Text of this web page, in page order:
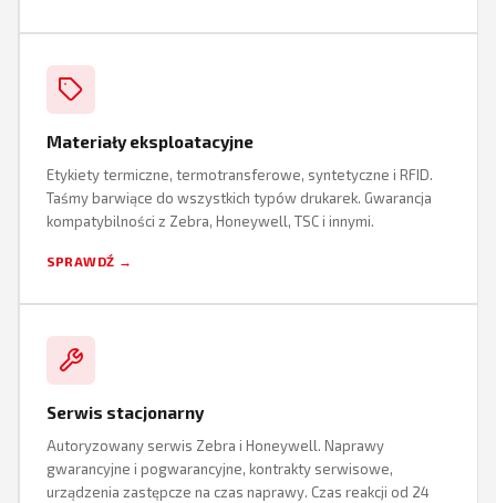
Materiały eksploatacyjne
Etykiety termiczne, termotransferowe, syntetyczne i RFID.
Taśmy barwiące do wszystkich typów drukarek. Gwarancja
kompatybilności z Zebra, Honeywell, TSC i innymi.
SPRAWDŹ →
Serwis stacjonarny
Autoryzowany serwis Zebra i Honeywell. Naprawy
gwarancyjne i pogwarancyjne, kontrakty serwisowe,
urządzenia zastępcze na czas naprawy. Czas reakcji od 24